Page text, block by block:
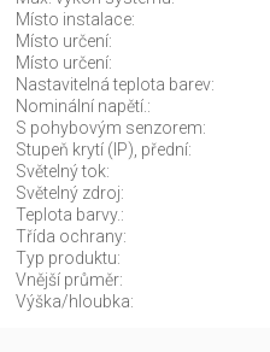
Místo instalace:
Místo určení:
Místo určení:
Nastavitelná teplota barev:
Nominální napětí.:
S pohybovým senzorem:
Stupeň krytí (IP), přední:
Světelný tok:
Světelný zdroj:
Teplota barvy.:
Třída ochrany:
Typ produktu:
Vnější průměr:
Výška/hloubka: